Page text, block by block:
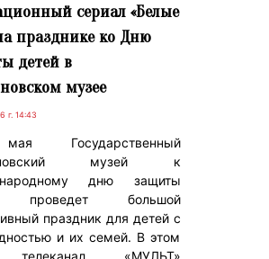
сериал «Белые
празднике ко Дню
детей в
музее
г. 14:43
Государственный
музей к
дню защиты
проведет большой
праздник для детей с
и их семей. В этом
телеканал «МУЛЬТ»